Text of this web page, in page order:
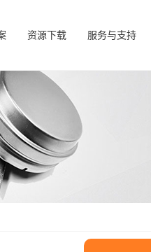
资源下载 服务与支持